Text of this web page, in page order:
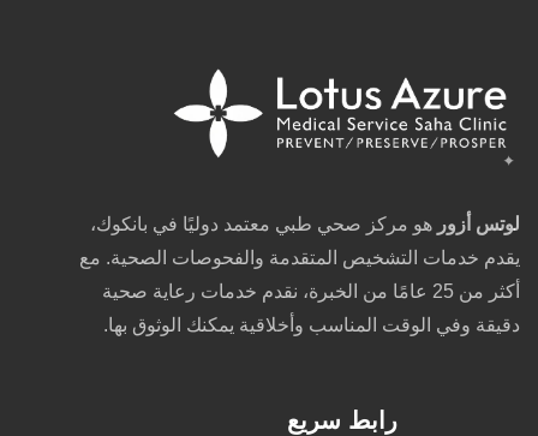
لوتس أزور هو مركز صحي طبي معتمد دوليًا في بانكوك،
يقدم خدمات التشخيص المتقدمة والفحوصات الصحية. مع
أكثر من 25 عامًا من الخبرة، نقدم خدمات رعاية صحية
دقيقة وفي الوقت المناسب وأخلاقية يمكنك الوثوق بها.
رابط سريع